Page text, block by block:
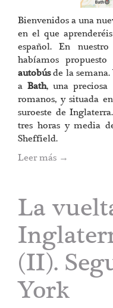
Bienvenidos a una
en el que
español. En
habíamos propuesto
autobúsde la semana.
aBath, una preciosa
romanos, y situada
suroeste de
tres horas y media
Sheffield.
Leer más →
La
(II).
York